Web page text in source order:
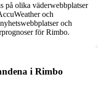
på olika väderwebbplatser
och
och
för Rimbo.
i Rimbo